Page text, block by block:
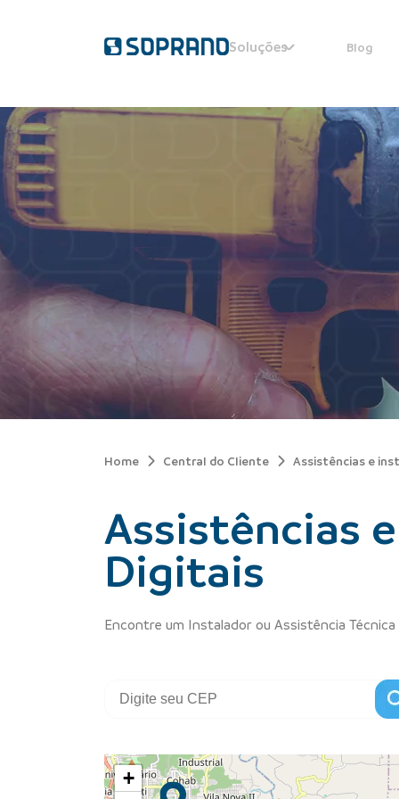
Soluções Blog
Home Central do Cliente Assistências e
Assistências
Digitais
Encontre um Instalador ou Assistência
+